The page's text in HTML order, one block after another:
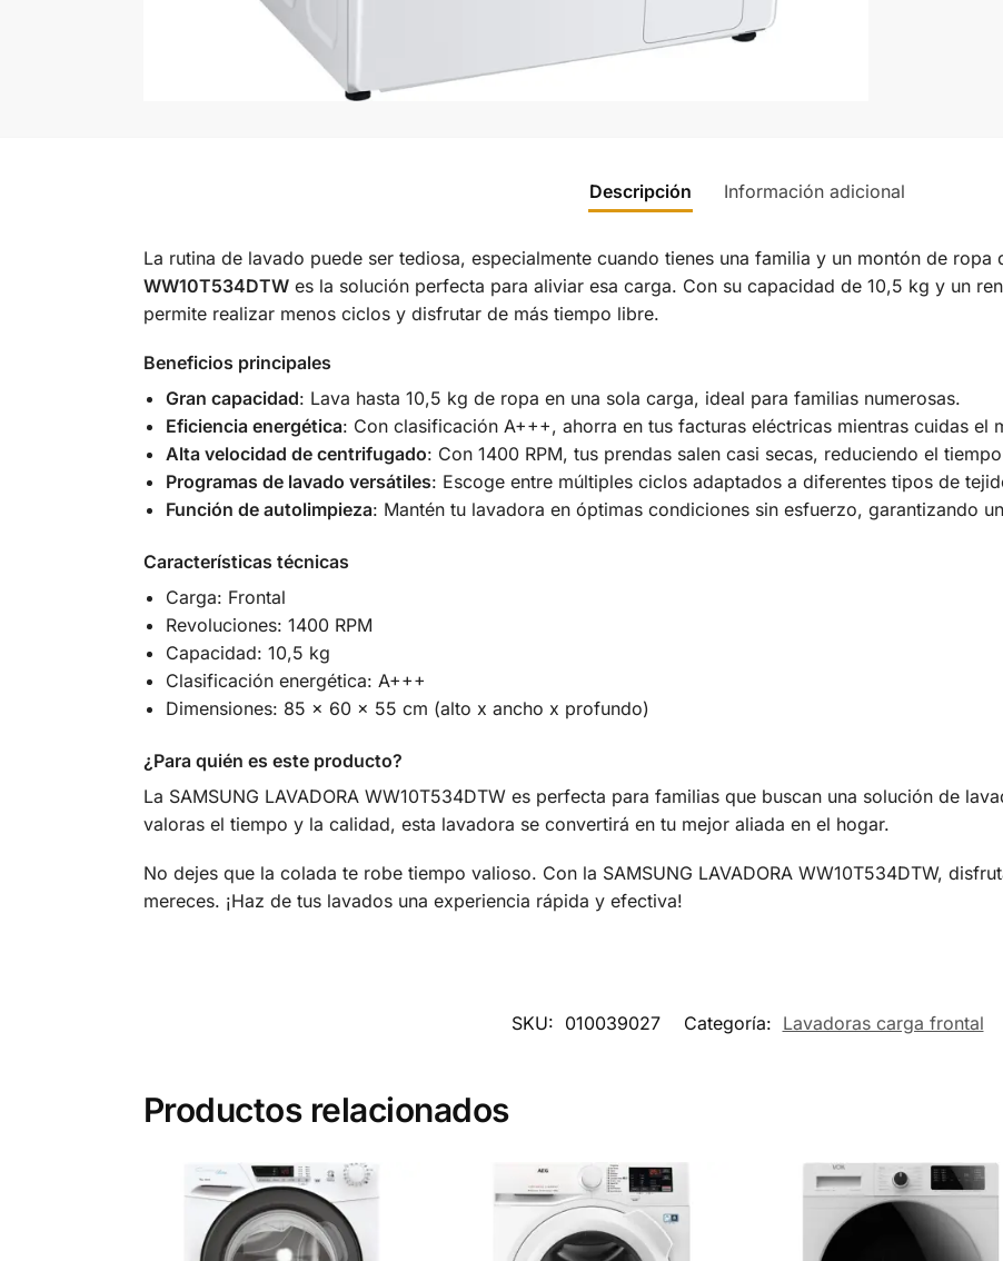
Descripción Información adicional
La rutina de lavado puede ser tediosa, especialmente cuando tienes una familia y un montón de ropa
WW10T534DTWes la solución perfecta para aliviar esa carga. Con su capacidad de 10,5 kg y un
permite realizar menos ciclos y disfrutar de más tiempo libre.
Beneficios principales
Gran capacidad: Lava hasta 10,5 kg de ropa en una sola carga, ideal para familias numerosas.
Eficiencia energética: Con clasificación A+++, ahorra en tus facturas eléctricas mientras cuidas el
Alta velocidad de centrifugado: Con 1400 RPM, tus prendas salen casi secas, reduciendo el
Programas de lavado versátiles: Escoge entre múltiples ciclos adaptados a diferentes tipos de
Función de autolimpieza: Mantén tu lavadora en óptimas condiciones sin esfuerzo, garantizando
Características técnicas
Carga: Frontal
Revoluciones: 1400 RPM
Capacidad: 10,5 kg
Clasificación energética: A+++
Dimensiones: 85 x 60 x 55 cm (alto x ancho x profundo)
¿Para quién es este producto?
La SAMSUNG LAVADORA WW10T534DTW es perfecta para familias que buscan una solución de
valoras el tiempo y la calidad, esta lavadora se convertirá en tu mejor aliada en el hogar.
No dejes que la colada te robe tiempo valioso. Con la SAMSUNG LAVADORA WW10T534DTW,
mereces. ¡Haz de tus lavados una experiencia rápida y efectiva!
SKU: 010039027 Categoría: Lavadoras carga frontal
Productos relacionados